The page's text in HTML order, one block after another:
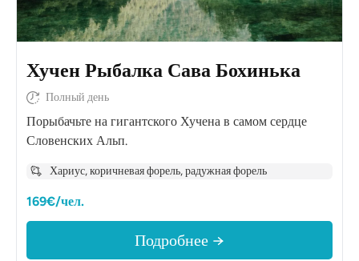
Хучен Рыбалка Сава Бохинька
Полный день
Порыбачьте на гигантского Хучена в самом сердце
Словенских Альп.
Хариус, коричневая форель, радужная форель
169€/чел.
Подробнее →